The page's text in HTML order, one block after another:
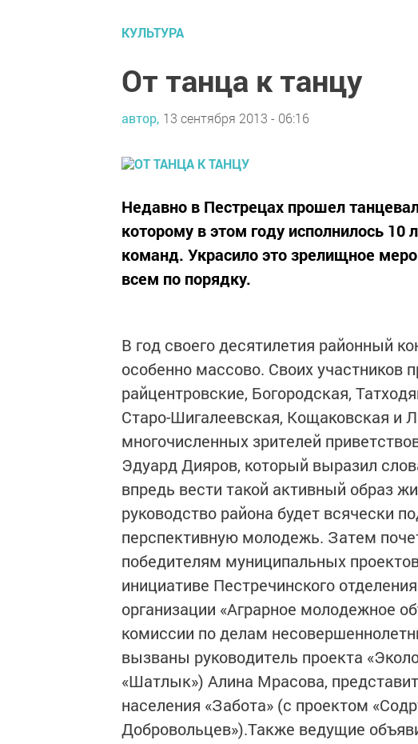
КУЛЬТУРА
От танца к танцу
автор, 13 сентября 2013 - 06:16
Недавно в Пестрецах прошел
которому в этом году исполнилось 10
команд. Украсило это зрелищное
всем по порядку.
В год своего десятилетия районный
особенно массово. Своих участников
райцентровские, Богородская,
Старо-Шигалеевская, Кощаковская и
многочисленных зрителей
Эдуард Дияров, который выразил
впредь вести такой активный образ
руководство района будет всячески
перспективную молодежь. Затем
победителям муниципальных
инициативе Пестречинского
организации «Аграрное молодежное
комиссии по делам
вызваны руководитель проекта
«Шатлык») Алина Мрасова,
населения «Забота» (с проектом
Добровольцев»).Также ведущие